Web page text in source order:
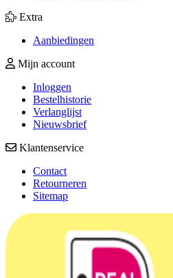
Extra
Aanbiedingen
Mijn account
Inloggen
Bestelhistorie
Verlanglijst
Nieuwsbrief
Klantenservice
Contact
Retourneren
Sitemap